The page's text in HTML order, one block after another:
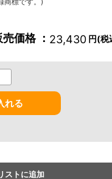
売価格 ： 23,430 円(税
れる
ストに追加